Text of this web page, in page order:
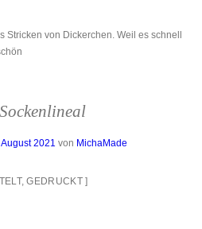
Stricken von Dickerchen. Weil es schnell
2021 von MichaMade
,GEDRUCKT]